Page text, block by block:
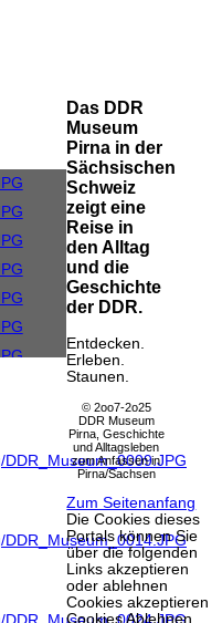
Das DDR
Museum
Pirna in der
Sächsischen
Schweiz
zeigt eine
Reise in
den Alltag
und die
Geschichte
der DDR.
Entdecken.
Erleben.
Staunen.
© 2oo7-2o25
DDR Museum
Pirna, Geschichte
und Alltagsleben
zum Anfassen in
Pirna/Sachsen
Zum Seitenanfang
Die Cookies dieses
Portals können Sie
über die folgenden
Links akzeptieren
oder ablehnen
Cookies akzeptieren
Cookies Ablehnen